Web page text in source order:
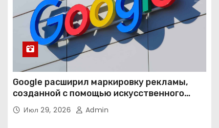
Google расширил маркировку рекламы,
созданной с помощью искусственного
интеллекта
Июл 29, 2026 Admin